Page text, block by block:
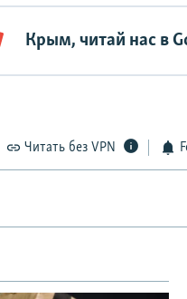
Крым, читай нас в
Читать без VPN